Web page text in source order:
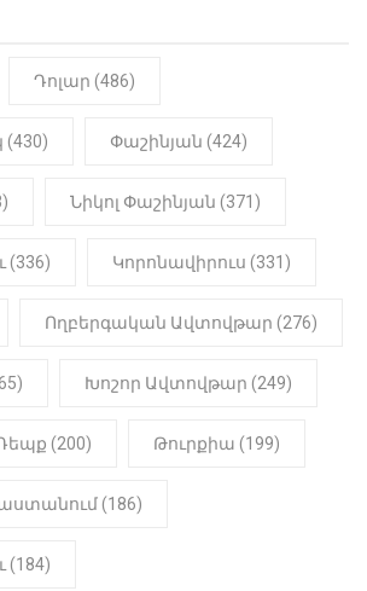
Նիկոլ Փաշինյան
ԻՐԱԴԱՐՁԱՅԻՆ 22:01
մանկապղծության համար
մարմինը
Դոլար (486)
Փաշինյան (424)
Նիկոլ Փաշինյան (371)
(336) Կորոնավիրուս (331)
Ողբերգական Ավտովթար (276)
Խոշոր Ավտովթար (249)
(200) Թուրքիա (199)
(186)
(184)